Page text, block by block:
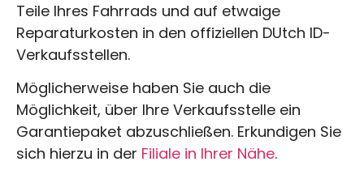
Teile Ihres Fahrrads und auf etwaige
Reparaturkosten in den offiziellen DUtch ID-
Verkaufsstellen.
Möglicherweise haben Sie auch die
Möglichkeit, über Ihre Verkaufsstelle ein
Garantiepaket abzuschließen. Erkundigen Sie
sich hierzu in der Filiale in Ihrer Nähe.